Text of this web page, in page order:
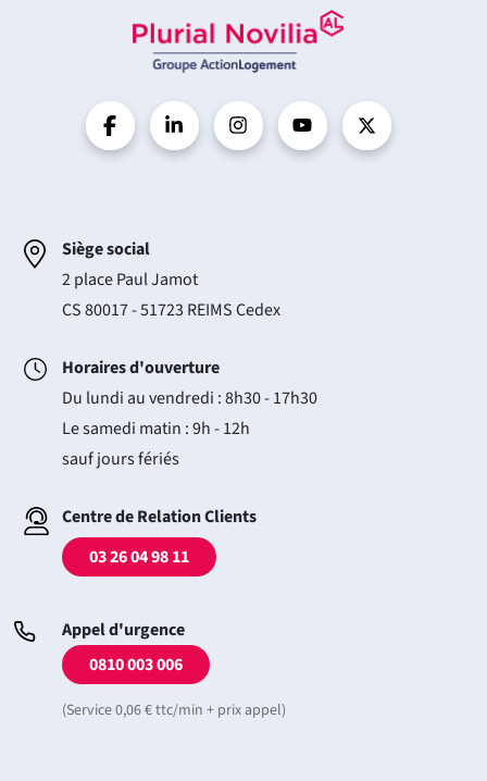
Siège social
2 place Paul Jamot
CS 80017 - 51723 REIMS Cedex
Horaires d'ouverture
Du lundi au vendredi : 8h30 - 17h30
Le samedi matin : 9h - 12h
sauf jours fériés
Centre de Relation Clients
03 26 04 98 11
Appel d'urgence
0810 003 006
(Service 0,06 € ttc/min + prix appel)